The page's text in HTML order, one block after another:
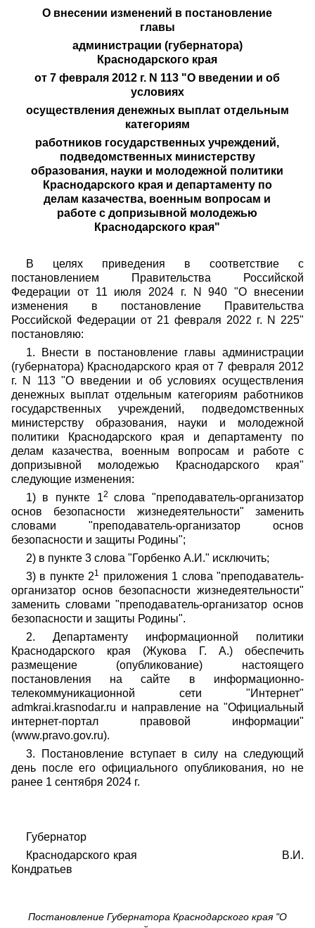
О внесении изменений в постановление
главы
администрации (губернатора)
Краснодарского края
от 7 февраля 2012 г. N 113 "О введении и об
условиях
осуществления денежных выплат отдельным
категориям
работников государственных учреждений,
подведомственных министерству
образования, науки и молодежной политики
Краснодарского края и департаменту по
делам казачества, военным вопросам и
работе с допризывной молодежью
Краснодарского края"
В целях приведения в соответствие с
постановлением Правительства Российской
Федерации от 11 июля 2024 г. N 940 "О внесении
изменения в постановление Правительства
Российской Федерации от 21 февраля 2022 г. N 225"
постановляю:
1. Внести в постановление главы администрации
(губернатора) Краснодарского края от 7 февраля 2012
г. N 113 "О введении и об условиях осуществления
денежных выплат отдельным категориям работников
государственных учреждений, подведомственных
министерству образования, науки и молодежной
политики Краснодарского края и департаменту по
делам казачества, военным вопросам и работе с
допризывной молодежью Краснодарского края"
следующие изменения:
1) в пункте 12 слова "преподаватель-организатор
основ безопасности жизнедеятельности" заменить
словами "преподаватель-организатор основ
безопасности и защиты Родины";
2) в пункте 3 слова "Горбенко А.И." исключить;
3) в пункте 21 приложения 1 слова "преподаватель-
организатор основ безопасности жизнедеятельности"
заменить словами "преподаватель-организатор основ
безопасности и защиты Родины".
2. Департаменту информационной политики
Краснодарского края (Жукова Г. А.) обеспечить
размещение (опубликование) настоящего
постановления на сайте в информационно-
телекоммуникационной сети "Интернет"
admkrai.krasnodar.ru и направление на "Официальный
интернет-портал правовой информации"
(www.pravo.gov.ru).
3. Постановление вступает в силу на следующий
день после его официального опубликования, но не
ранее 1 сентября 2024 г.
Губернатор
Краснодарского края В.И.
Кондратьев
Постановление Губернатора Краснодарского края "О